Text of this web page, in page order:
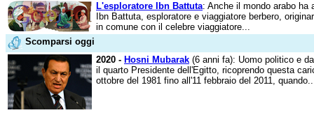
L'esploratore Ibn Battuta: Anche il mondo arabo
Ibn Battuta, esploratore e viaggiatore berbero,
in comune con il celebre viaggiatore...
Scomparsi oggi
2020 - Hosni Mubarak (6 anni fa): Uomo politico e
il quarto Presidente dell'Egitto, ricoprendo questa
ottobre del 1981 fino all'11 febbraio del 2011,